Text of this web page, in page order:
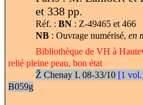
et 338 pp.
Réf. : BN: Z-49465 et 466
NB: Ouvrage numérisé, en
Bibliothèque de VH à
relié pleine peau, bon état
Ž Chenay L 08-33/10 [1
B059g